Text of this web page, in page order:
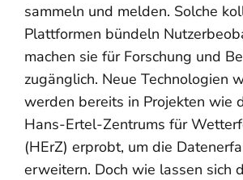
sammeln und melden. Solche
Plattformen bündeln
machen sie für Forschung und
zugänglich. Neue Technologien
werden bereits in Projekten wie
Hans-Ertel-Zentrums für
(HErZ) erprobt, um die
erweitern. Doch wie lassen sich